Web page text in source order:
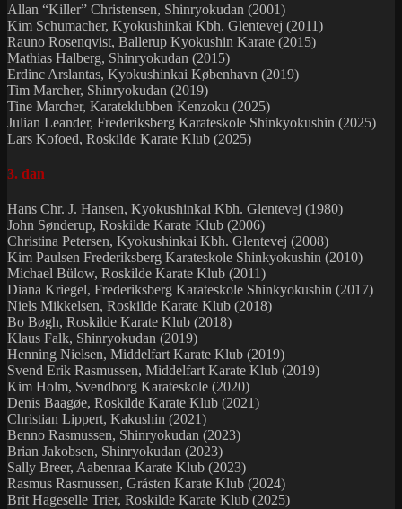
Allan “Killer” Christensen, Shinryokudan (2001)
Kim Schumacher, Kyokushinkai Kbh. Glentevej (2011)
Rauno Rosenqvist, Ballerup Kyokushin Karate (2015)
Mathias Halberg, Shinryokudan (2015)
Erdinc Arslantas, Kyokushinkai København (2019)
Tim Marcher, Shinryokudan (2019)
Tine Marcher, Karateklubben Kenzoku (2025)
Julian Leander, Frederiksberg Karateskole Shinkyokushin (2025)
Lars Kofoed, Roskilde Karate Klub (2025)
3. dan
Hans Chr. J. Hansen, Kyokushinkai Kbh. Glentevej (1980)
John Sønderup, Roskilde Karate Klub (2006)
Christina Petersen, Kyokushinkai Kbh. Glentevej (2008)
Kim Paulsen Frederiksberg Karateskole Shinkyokushin (2010)
Michael Bülow, Roskilde Karate Klub (2011)
Diana Kriegel, Frederiksberg Karateskole Shinkyokushin (2017)
Niels Mikkelsen, Roskilde Karate Klub (2018)
Bo Bøgh, Roskilde Karate Klub (2018)
Klaus Falk, Shinryokudan (2019)
Henning Nielsen, Middelfart Karate Klub (2019)
Svend Erik Rasmussen, Middelfart Karate Klub (2019)
Kim Holm, Svendborg Karateskole (2020)
Denis Baagøe, Roskilde Karate Klub (2021)
Christian Lippert, Kakushin (2021)
Benno Rasmussen, Shinryokudan (2023)
Brian Jakobsen, Shinryokudan (2023)
Sally Breer, Aabenraa Karate Klub (2023)
Rasmus Rasmussen, Gråsten Karate Klub (2024)
Brit Hageselle Trier, Roskilde Karate Klub (2025)